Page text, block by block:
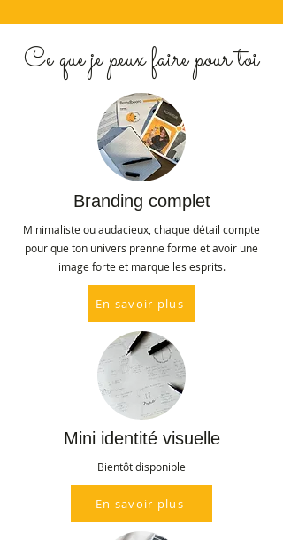
Ce que je peux faire pour toi
Branding complet
Minimaliste ou audacieux, chaque détail compte
pour que ton univers prenne forme et avoir une
image forte et marque les esprits.
En savoir plus
Mini identité visuelle
Bientôt disponible
En savoir plus